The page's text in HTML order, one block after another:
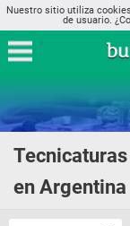
Nuestro sitio utiliza
de usuario.
en Argentina